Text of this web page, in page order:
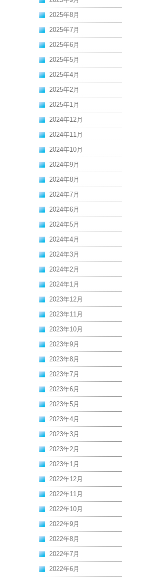
2025年8月
2025年7月
2025年6月
2025年5月
2025年4月
2025年2月
2025年1月
2024年12月
2024年11月
2024年10月
2024年9月
2024年8月
2024年7月
2024年6月
2024年5月
2024年4月
2024年3月
2024年2月
2024年1月
2023年12月
2023年11月
2023年10月
2023年9月
2023年8月
2023年7月
2023年6月
2023年5月
2023年4月
2023年3月
2023年2月
2023年1月
2022年12月
2022年11月
2022年10月
2022年9月
2022年8月
2022年7月
2022年6月